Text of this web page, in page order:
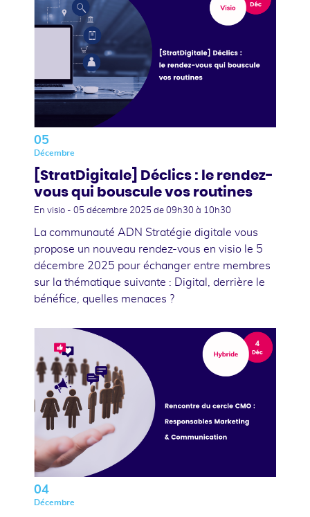
05
Décembre
[StratDigitale] Déclics : le rendez-
vous qui bouscule vos routines
En visio - 05 décembre 2025 de 09h30 à 10h30
La communauté ADN Stratégie digitale vous
propose un nouveau rendez-vous en visio le 5
décembre 2025 pour échanger entre membres
sur la thématique suivante : Digital, derrière le
bénéfice, quelles menaces ?
04
Décembre